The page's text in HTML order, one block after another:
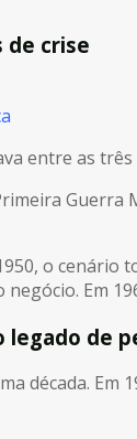
de crise
entre as
Guerra
o cenário
negócio. Em
legado de
década. Em